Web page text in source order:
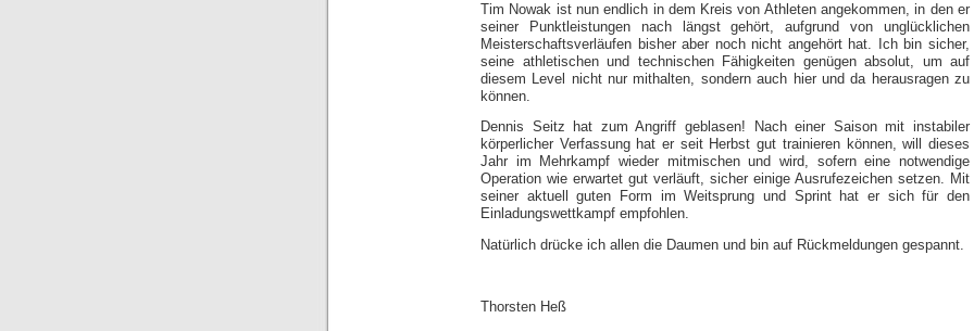
Tim Nowak ist nun endlich in dem Kreis von Athleten angekommen, in den er
seiner Punktleistungen nach längst gehört, aufgrund von unglücklichen
Meisterschaftsverläufen bisher aber noch nicht angehört hat. Ich bin sicher,
seine athletischen und technischen Fähigkeiten genügen absolut, um auf
diesem Level nicht nur mithalten, sondern auch hier und da herausragen zu
können.
Dennis Seitz hat zum Angriff geblasen! Nach einer Saison mit instabiler
körperlicher Verfassung hat er seit Herbst gut trainieren können, will dieses
Jahr im Mehrkampf wieder mitmischen und wird, sofern eine notwendige
Operation wie erwartet gut verläuft, sicher einige Ausrufezeichen setzen. Mit
seiner aktuell guten Form im Weitsprung und Sprint hat er sich für den
Einladungswettkampf empfohlen.
Natürlich drücke ich allen die Daumen und bin auf Rückmeldungen gespannt.
Thorsten Heß